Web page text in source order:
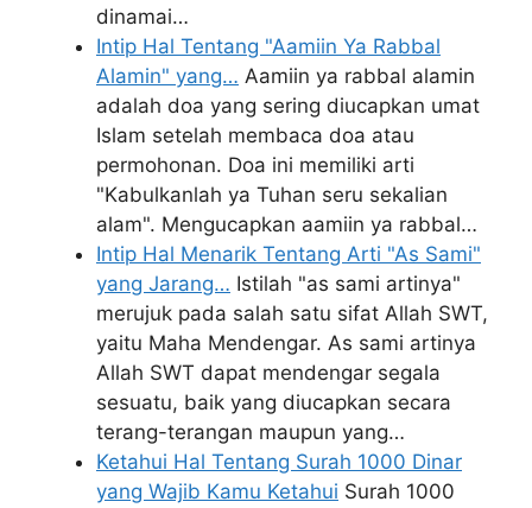
dinamai…
Intip Hal Tentang "Aamiin Ya Rabbal
Alamin" yang… Aamiin ya rabbal alamin
adalah doa yang sering diucapkan umat
Islam setelah membaca doa atau
permohonan. Doa ini memiliki arti
"Kabulkanlah ya Tuhan seru sekalian
alam". Mengucapkan aamiin ya rabbal…
Intip Hal Menarik Tentang Arti "As Sami"
yang Jarang… Istilah "as sami artinya"
merujuk pada salah satu sifat Allah SWT,
yaitu Maha Mendengar. As sami artinya
Allah SWT dapat mendengar segala
sesuatu, baik yang diucapkan secara
terang-terangan maupun yang…
Ketahui Hal Tentang Surah 1000 Dinar
yang Wajib Kamu Ketahui Surah 1000